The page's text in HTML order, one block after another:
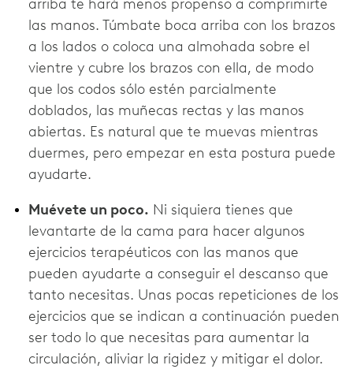
arriba te hará menos propenso a comprimirte
las manos. Túmbate boca arriba con los brazos
a los lados o coloca una almohada sobre el
vientre y cubre los brazos con ella, de modo
que los codos sólo estén parcialmente
doblados, las muñecas rectas y las manos
abiertas. Es natural que te muevas mientras
duermes, pero empezar en esta postura puede
ayudarte.
Muévete un poco. Ni siquiera tienes que
levantarte de la cama para hacer algunos
ejercicios terapéuticos con las manos que
pueden ayudarte a conseguir el descanso que
tanto necesitas. Unas pocas repeticiones de los
ejercicios que se indican a continuación pueden
ser todo lo que necesitas para aumentar la
circulación, aliviar la rigidez y mitigar el dolor.